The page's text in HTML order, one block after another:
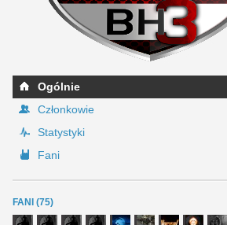
Ogólnie
Członkowie
Statystyki
Fani
FANI (75)